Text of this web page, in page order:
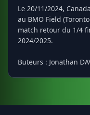
Le 20/11/2024,
au BMO Field
match retour du 1/4
2024/2025.
Buteurs : Jonathan